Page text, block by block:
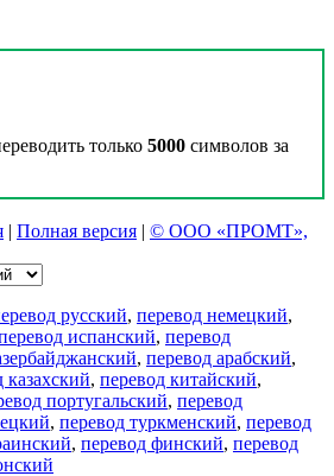
только 5000 символов за
| Полная версия | © ООО «ПРОМТ»,
русский, перевод немецкий,
испанский, перевод
, перевод арабский,
казахский, перевод китайский,
португальский, перевод
, перевод туркменский, перевод
, перевод финский, перевод